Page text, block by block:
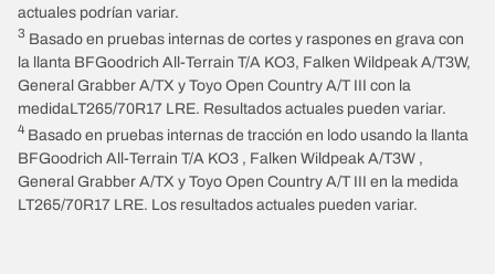
actuales podrían variar.
3 Basado en pruebas internas de cortes y raspones en grava con
la llanta BFGoodrich All-Terrain T/A KO3, Falken Wildpeak A/T3W,
General Grabber A/TX y Toyo Open Country A/T III con la
medidaLT265/70R17 LRE. Resultados actuales pueden variar.
4 Basado en pruebas internas de tracción en lodo usando la llanta
BFGoodrich All-Terrain T/A KO3 , Falken Wildpeak A/T3W ,
General Grabber A/TX y Toyo Open Country A/T III en la medida
LT265/70R17 LRE. Los resultados actuales pueden variar.